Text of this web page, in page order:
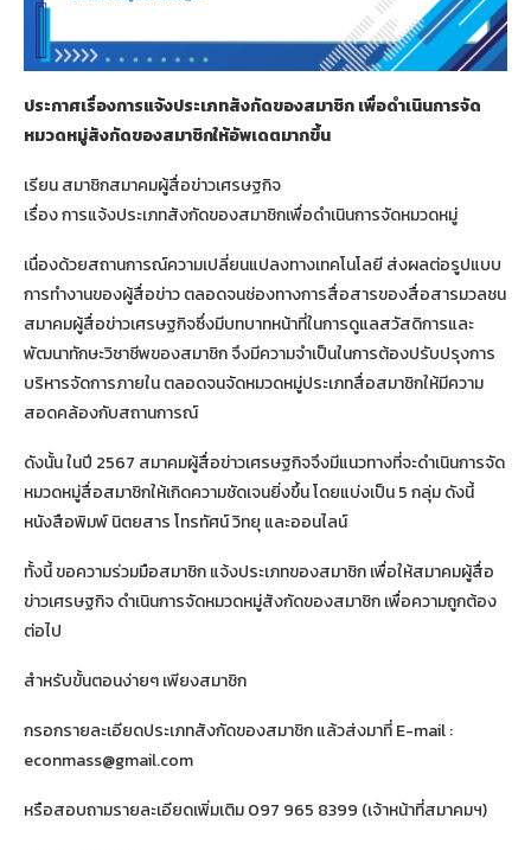
ประกาศเรื่องการแจ้งประเภทสังกัดของสมาชิก เพื่อดำเนินการจัด
หมวดหมู่สังกัดของสมาชิกให้อัพเดตมากขึ้น
เรียน สมาชิกสมาคมผู้สื่อข่าวเศรษฐกิจ
เรื่อง การแจ้งประเภทสังกัดของสมาชิกเพื่อดำเนินการจัดหมวดหมู่
เนื่องด้วยสถานการณ์ความเปลี่ยนแปลงทางเทคโนโลยี ส่งผลต่อรูปแบบ
การทำงานของผู้สื่อข่าว ตลอดจนช่องทางการสื่อสารของสื่อสารมวลชน
สมาคมผู้สื่อข่าวเศรษฐกิจซึ่งมีบทบาทหน้าที่ในการดูแลสวัสดิการและ
พัฒนาทักษะวิชาชีพของสมาชิก จึงมีความจำเป็นในการต้องปรับปรุงการ
บริหารจัดการภายใน ตลอดจนจัดหมวดหมู่ประเภทสื่อสมาชิกให้มีความ
สอดคล้องกับสถานการณ์
ดังนั้น ในปี 2567 สมาคมผู้สื่อข่าวเศรษฐกิจจึงมีแนวทางที่จะดำเนินการจัด
หมวดหมู่สื่อสมาชิกให้เกิดความชัดเจนยิ่งขึ้น โดยแบ่งเป็น 5 กลุ่ม ดังนี้
หนังสือพิมพ์ นิตยสาร โทรทัศน์ วิทยุ และออนไลน์
ทั้งนี้ ขอความร่วมมือสมาชิก แจ้งประเภทของสมาชิก เพื่อให้สมาคมผู้สื่อ
ข่าวเศรษฐกิจ ดำเนินการจัดหมวดหมู่สังกัดของสมาชิก เพื่อความถูกต้อง
ต่อไป
สำหรับขั้นตอนง่ายๆ เพียงสมาชิก
กรอกรายละเอียดประเภทสังกัดของสมาชิก แล้วส่งมาที่ E-mail :
econmass@gmail.com
หรือสอบถามรายละเอียดเพิ่มเติม 097 965 8399 (เจ้าหน้าที่สมาคมฯ)